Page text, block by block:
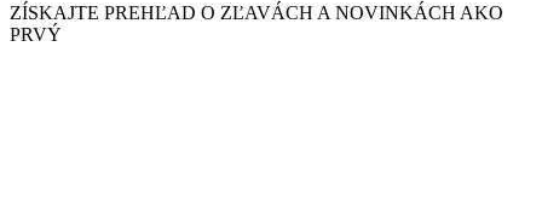
ZÍSKAJTE PREHĽAD O ZĽAVÁCH A NOVINKÁCH AKO
PRVÝ